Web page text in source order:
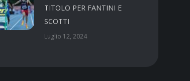
TITOLO PER FANTINI E
SCOTTI
Luglio 12, 2024